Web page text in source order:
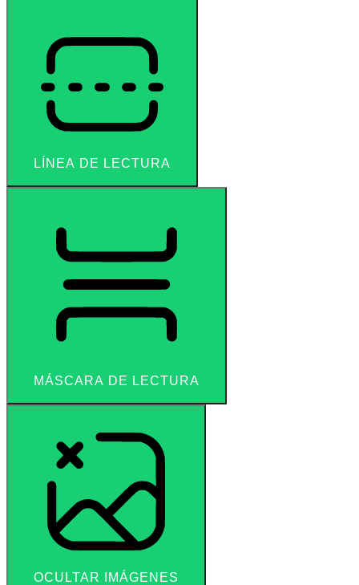
LÍNEA DE LECTURA
MÁSCARA DE LECTURA
OCULTAR IMÁGENES